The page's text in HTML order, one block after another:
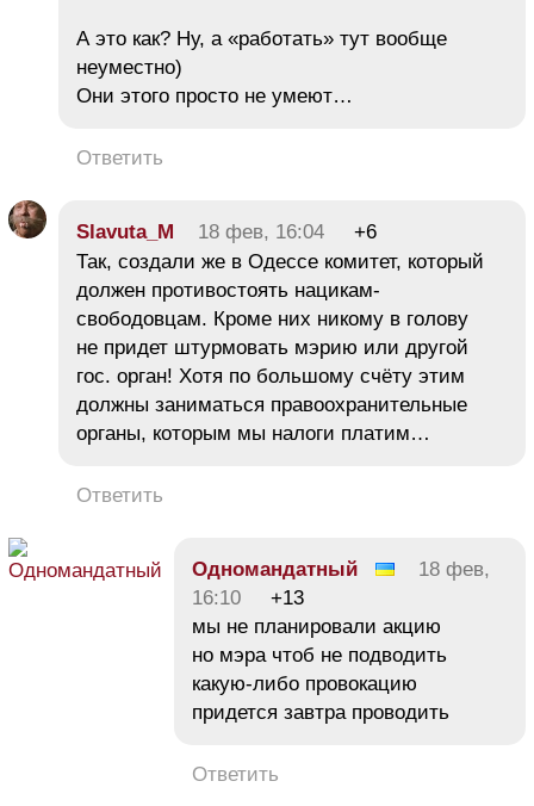
А это как? Ну, а «работать» тут вообще
неуместно)
Они этого просто не умеют…
Ответить
Slavuta_M 18 фев, 16:04
+6
Так, создали же в Одессе комитет, который
должен противостоять нацикам-
свободовцам. Кроме них никому в голову
не придет штурмовать мэрию или другой
гос. орган! Хотя по большому счёту этим
должны заниматься правоохранительные
органы, которым мы налоги платим…
Ответить
Одномандатный
18 фев,
16:10
+13
мы не планировали акцию
но мэра чтоб не подводить
какую-либо провокацию
придется завтра проводить
Ответить